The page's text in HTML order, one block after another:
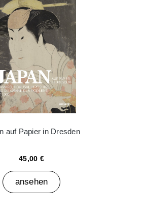
auf Papier in Dresden
45,00 €
ansehen